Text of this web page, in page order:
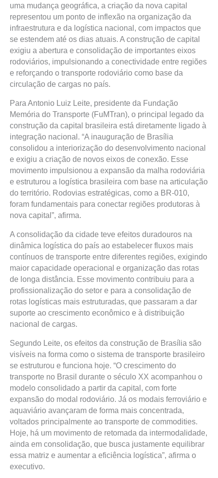
uma mudança geográfica, a criação da nova capital
representou um ponto de inflexão na organização da
infraestrutura e da logística nacional, com impactos que
se estendem até os dias atuais. A construção de capital
exigiu a abertura e consolidação de importantes eixos
rodoviários, impulsionando a conectividade entre regiões
e reforçando o transporte rodoviário como base da
circulação de cargas no país.
Para Antonio Luiz Leite, presidente da Fundação
Memória do Transporte (FuMTran), o principal legado da
construção da capital brasileira está diretamente ligado à
integração nacional. “A inauguração de Brasília
consolidou a interiorização do desenvolvimento nacional
e exigiu a criação de novos eixos de conexão. Esse
movimento impulsionou a expansão da malha rodoviária
e estruturou a logística brasileira com base na articulação
do território. Rodovias estratégicas, como a BR-010,
foram fundamentais para conectar regiões produtoras à
nova capital”, afirma.
A consolidação da cidade teve efeitos duradouros na
dinâmica logística do país ao estabelecer fluxos mais
contínuos de transporte entre diferentes regiões, exigindo
maior capacidade operacional e organização das rotas
de longa distância. Esse movimento contribuiu para a
profissionalização do setor e para a consolidação de
rotas logísticas mais estruturadas, que passaram a dar
suporte ao crescimento econômico e à distribuição
nacional de cargas.
Segundo Leite, os efeitos da construção de Brasília são
visíveis na forma como o sistema de transporte brasileiro
se estruturou e funciona hoje. “O crescimento do
transporte no Brasil durante o século XX acompanhou o
modelo consolidado a partir da capital, com forte
expansão do modal rodoviário. Já os modais ferroviário e
aquaviário avançaram de forma mais concentrada,
voltados principalmente ao transporte de commodities.
Hoje, há um movimento de retomada da intermodalidade,
ainda em consolidação, que busca justamente equilibrar
essa matriz e aumentar a eficiência logística”, afirma o
executivo.